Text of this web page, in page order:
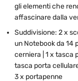
gli elementi che
affascinare dalla
Suddivisione: 2 x
un Notebook da 14
cerniera | 1 x tasca
tasca porta
3 x portapenne